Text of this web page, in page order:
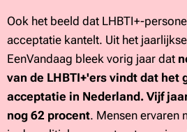
Ook het beeld dat LHBTI+-
acceptatie kantelt. Uit het
EenVandaag bleek vorig jaar dat
van de LHBTI+'ers vindt dat het
acceptatie in Nederland. Vijf
nog 62 procent. Mensen ervaren